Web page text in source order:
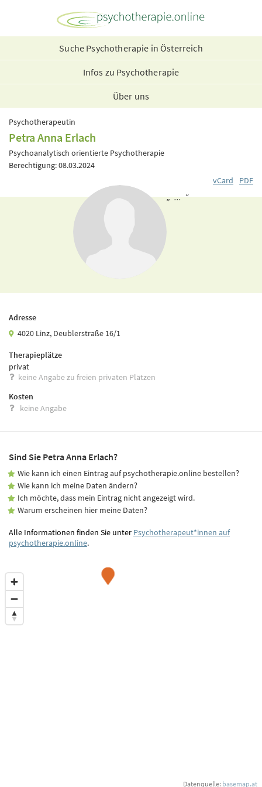
Suche Psychotherapie in Österreich
Infos zu Psychotherapie
Über uns
Psychotherapeutin
Petra Anna Erlach
Psychoanalytisch orientierte Psychotherapie
Berechtigung: 08.03.2024
vCard
PDF
„ ... “
Adresse
4020 Linz, Deublerstraße 16/1
Therapieplätze
privat
keine Angabe zu freien privaten Plätzen
Kosten
keine Angabe
Sind Sie Petra Anna Erlach?
Wie kann ich einen Eintrag auf psychotherapie.online bestellen?
Wie kann ich meine Daten ändern?
Ich möchte, dass mein Eintrag nicht angezeigt wird.
Warum erscheinen hier meine Daten?
Alle Informationen finden Sie unter Psychotherapeut*innen auf
psychotherapie.online.
Datenquelle: basemap.at